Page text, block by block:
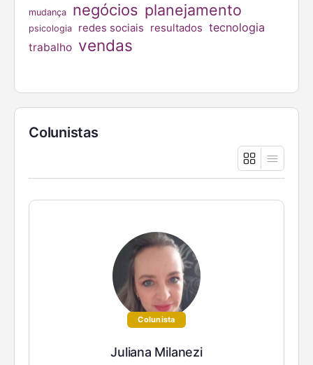
mudança negócios planejamento
psicologia redes sociais resultados tecnologia
trabalho vendas
Colunistas
Colunista
Juliana Milanezi